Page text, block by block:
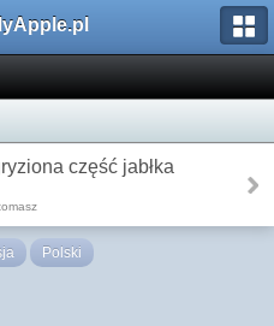
część jabłka
Polski